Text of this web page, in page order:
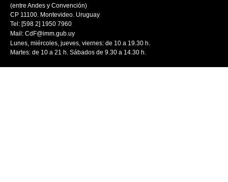
(entre Andes y Convención)
CP 11100. Montevideo. Uruguay
Tel: [598 2] 1950 7960
Mail: CdF@imm.gub.uy
Lunes, miércoles, jueves, viernes: de 10 a 19.30 h.
Martes: de 10 a 21 h. Sábados de 9.30 a 14.30 h.